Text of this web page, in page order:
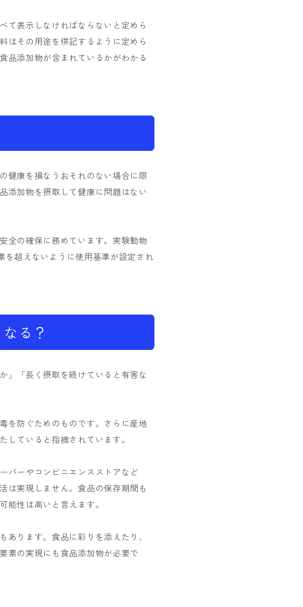
て表示しなければならないと定めら
はその用途を併記するように定めら
品添加物が含まれているかがわかる
健康を損なうおそれのない場合に限
添加物を摂取して健康に問題はない
全の確保に務めています。実験動物
を超えないように使用基準が設定され
る？
」「長く摂取を続けていると有害な
を防ぐためのものです。さらに産地
ていると指摘されています。
パーやコンビニエンスストアなど
は実現しません。食品の保存期間も
能性は高いと言えます。
ります。食品に彩りを添えたり、
素の実現にも食品添加物が必要で